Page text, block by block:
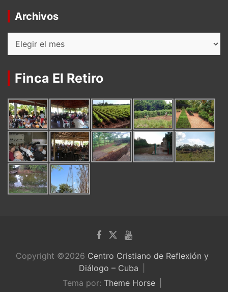
Archivos
Finca El Retiro
Copyright ©2026 Centro Cristiano de Reflexión y
Diálogo – Cuba
Tema por: Theme Horse